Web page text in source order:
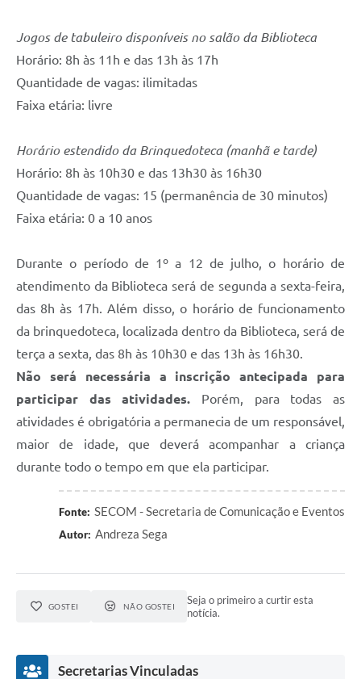
Jogos de tabuleiro disponíveis no salão da Biblioteca
Horário: 8h às 11h e das 13h às 17h
Quantidade de vagas: ilimitadas
Faixa etária: livre
Horário estendido da Brinquedoteca (manhã e tarde)
Horário: 8h às 10h30 e das 13h30 às 16h30
Quantidade de vagas: 15 (permanência de 30 minutos)
Faixa etária: 0 a 10 anos
Durante o período de 1º a 12 de julho, o horário de
atendimento da Biblioteca será de segunda a sexta-feira,
das 8h às 17h. Além disso, o horário de funcionamento
da brinquedoteca, localizada dentro da Biblioteca, será de
terça a sexta, das 8h às 10h30 e das 13h às 16h30.
Não será necessária a inscrição antecipada para
participar das atividades. Porém, para todas as
atividades é obrigatória a permanecia de um responsável,
maior de idade, que deverá acompanhar a criança
durante todo o tempo em que ela participar.
Fonte: SECOM - Secretaria de Comunicação e Eventos
Autor: Andreza Sega
GOSTEI NÃO GOSTEI
Seja o primeiro a curtir esta
notícia.
Secretarias Vinculadas